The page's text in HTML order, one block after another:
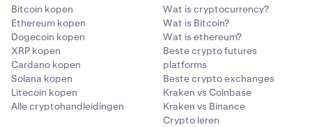
Bitcoin kopen
Ethereum kopen
Dogecoin kopen
XRP kopen
Cardano kopen
Solana kopen
Litecoin kopen
Alle cryptohandleidingen
Wat is cryptocurrency?
Wat is Bitcoin?
Wat is ethereum?
Beste crypto futures
platforms
Beste crypto exchanges
Kraken vs Coinbase
Kraken vs Binance
Crypto leren